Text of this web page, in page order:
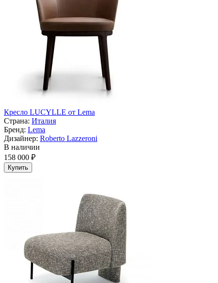
Кресло LUCYLLE от Lema
Страна: Италия
Бренд: Lema
Дизайнер: Roberto Lazzeroni
В наличии
158 000 ₽
Купить